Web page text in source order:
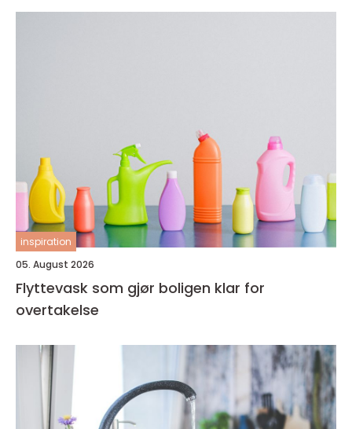
inspiration
05. August 2026
Flyttevask som gjør boligen klar for
overtakelse